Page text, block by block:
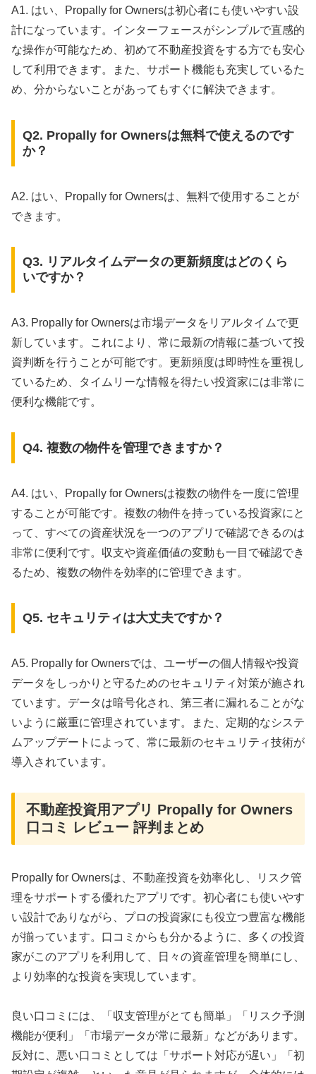
A1. はい、Propally for Ownersは初心者にも使いやすい設
計になっています。インターフェースがシンプルで直感的
な操作が可能なため、初めて不動産投資をする方でも安心
して利用できます。また、サポート機能も充実しているた
め、分からないことがあってもすぐに解決できます。
Q2. Propally for Ownersは無料で使えるのです
か？
A2. はい、Propally for Ownersは、無料で使用することが
できます。
Q3. リアルタイムデータの更新頻度はどのくら
いですか？
A3. Propally for Ownersは市場データをリアルタイムで更
新しています。これにより、常に最新の情報に基づいて投
資判断を行うことが可能です。更新頻度は即時性を重視し
ているため、タイムリーな情報を得たい投資家には非常に
便利な機能です。
Q4. 複数の物件を管理できますか？
A4. はい、Propally for Ownersは複数の物件を一度に管理
することが可能です。複数の物件を持っている投資家にと
って、すべての資産状況を一つのアプリで確認できるのは
非常に便利です。収支や資産価値の変動も一目で確認でき
るため、複数の物件を効率的に管理できます。
Q5. セキュリティは大丈夫ですか？
A5. Propally for Ownersでは、ユーザーの個人情報や投資
データをしっかりと守るためのセキュリティ対策が施され
ています。データは暗号化され、第三者に漏れることがな
いように厳重に管理されています。また、定期的なシステ
ムアップデートによって、常に最新のセキュリティ技術が
導入されています。
不動産投資用アプリ Propally for Owners
口コミ レビュー 評判まとめ
Propally for Ownersは、不動産投資を効率化し、リスク管
理をサポートする優れたアプリです。初心者にも使いやす
い設計でありながら、プロの投資家にも役立つ豊富な機能
が揃っています。口コミからも分かるように、多くの投資
家がこのアプリを利用して、日々の資産管理を簡単にし、
より効率的な投資を実現しています。
良い口コミには、「収支管理がとても簡単」「リスク予測
機能が便利」「市場データが常に最新」などがあります。
反対に、悪い口コミとしては「サポート対応が遅い」「初